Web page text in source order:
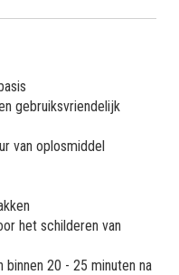
gebruiksvriendelijk
van oplosmiddel
het schilderen van
binnen 20 - 25 minuten na